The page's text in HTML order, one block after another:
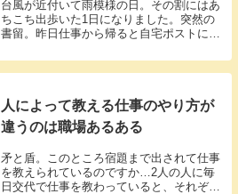
台風が近付いて雨模様の日。その割にはあ
ちこち出歩いた1日になりました。突然の
書留。昨日仕事から帰ると自宅ポストに不
人によって教える仕事のやり方が
違うのは職場あるある
矛と盾。このところ宿題まで出されて仕事
を教えられているのですか…2人の人に毎
日交代で仕事を教わっていると、それぞれ